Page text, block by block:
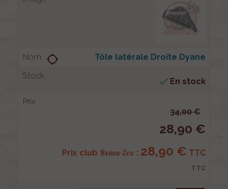
Tôle latérale Droite Dyane
location_searching
 En stock
34,00 €
28,90 €
Prix club Renov 2cv : 28,90 € TTC
TTC